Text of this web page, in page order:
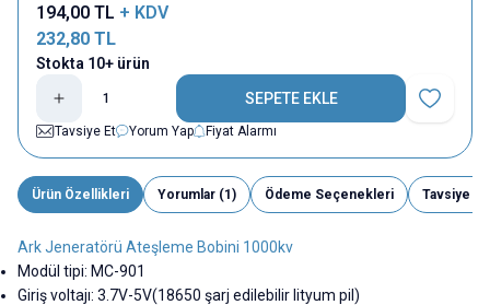
194,00 TL + KDV
232,80 TL
Stokta 10+ ürün
SEPETE EKLE
Favoriye
Tavsiye Et
Yorum Yap Fiyat Alarmı
Ürün Özellikleri Yorumlar (1) Ödeme Seçenekleri Tavsiye Et
Ark Jeneratörü Ateşleme Bobini 1000kv
Modül tipi: MC-901
Giriş voltajı: 3.7V-5V(18650 şarj edilebilir lityum pil)